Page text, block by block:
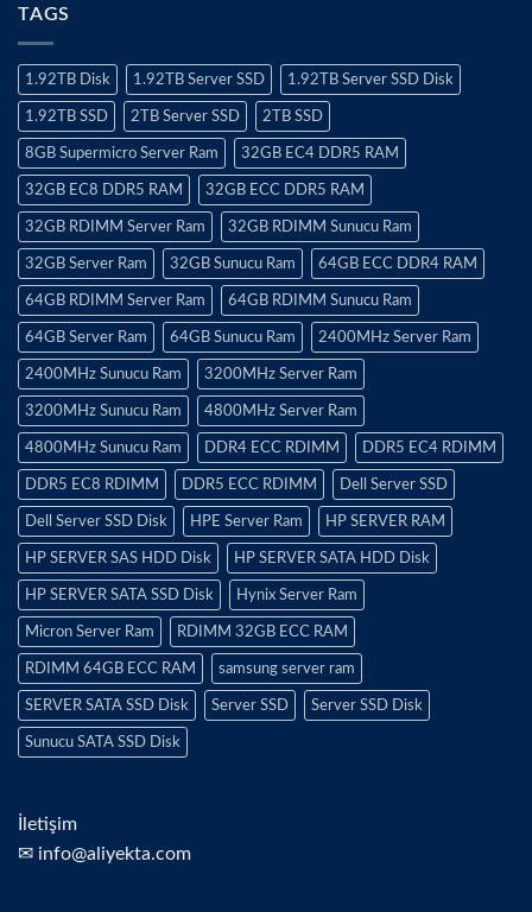
TAGS
1.92TB Disk 1.92TB Server SSD 1.92TB Server SSD Disk
1.92TB SSD 2TB Server SSD 2TB SSD
8GB Supermicro Server Ram 32GB EC4 DDR5 RAM
32GB EC8 DDR5 RAM 32GB ECC DDR5 RAM
32GB RDIMM Server Ram 32GB RDIMM Sunucu Ram
32GB Server Ram 32GB Sunucu Ram 64GB ECC DDR4 RAM
64GB RDIMM Server Ram 64GB RDIMM Sunucu Ram
64GB Server Ram 64GB Sunucu Ram 2400MHz Server Ram
2400MHz Sunucu Ram 3200MHz Server Ram
3200MHz Sunucu Ram 4800MHz Server Ram
4800MHz Sunucu Ram DDR4 ECC RDIMM DDR5 EC4 RDIMM
DDR5 EC8 RDIMM DDR5 ECC RDIMM Dell Server SSD
Dell Server SSD Disk HPE Server Ram HP SERVER RAM
HP SERVER SAS HDD Disk HP SERVER SATA HDD Disk
HP SERVER SATA SSD Disk Hynix Server Ram
Micron Server Ram RDIMM 32GB ECC RAM
RDIMM 64GB ECC RAM samsung server ram
SERVER SATA SSD Disk Server SSD Server SSD Disk
Sunucu SATA SSD Disk
İletişim
✉ info@aliyekta.com